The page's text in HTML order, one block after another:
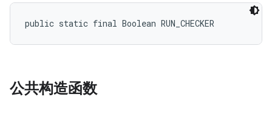
public static final Boolean RUN_CHECKER
公共构造函数